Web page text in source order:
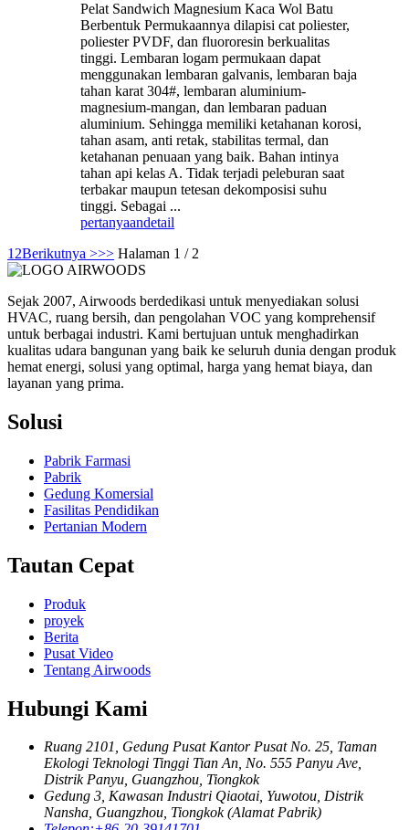
Pelat Sandwich Magnesium Kaca Wol Batu
Berbentuk Permukaannya dilapisi cat poliester,
poliester PVDF, dan fluororesin berkualitas
tinggi. Lembaran logam permukaan dapat
menggunakan lembaran galvanis, lembaran baja
tahan karat 304#, lembaran aluminium-
magnesium-mangan, dan lembaran paduan
aluminium. Sehingga memiliki ketahanan korosi,
tahan asam, anti retak, stabilitas termal, dan
ketahanan penuaan yang baik. Bahan intinya
tahan api kelas A. Tidak terjadi peleburan saat
terbakar maupun tetesan dekomposisi suhu
tinggi. Sebagai ...
pertanyaandetail
1 2Berikutnya >>> Halaman 1 / 2
Sejak 2007, Airwoods berdedikasi untuk menyediakan solusi
HVAC, ruang bersih, dan pengolahan VOC yang komprehensif
untuk berbagai industri. Kami bertujuan untuk menghadirkan
kualitas udara bangunan yang baik ke seluruh dunia dengan produk
hemat energi, solusi yang optimal, harga yang hemat biaya, dan
layanan yang prima.
Solusi
Pabrik Farmasi
Pabrik
Gedung Komersial
Fasilitas Pendidikan
Pertanian Modern
Tautan Cepat
Produk
proyek
Berita
Pusat Video
Tentang Airwoods
Hubungi Kami
Ruang 2101, Gedung Pusat Kantor Pusat No. 25, Taman
Ekologi Teknologi Tinggi Tian An, No. 555 Panyu Ave,
Distrik Panyu, Guangzhou, Tiongkok
Gedung 3, Kawasan Industri Qiaotai, Yuwotou, Distrik
Nansha, Guangzhou, Tiongkok (Alamat Pabrik)